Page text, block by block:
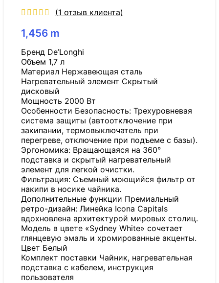
(1 отзыв клиента)
1,456 m
Бренд De’Longhi
Объем 1,7 л
Материал Нержавеющая сталь
Нагревательный элемент Скрытый
дисковый
Мощность 2000 Вт
Особенности Безопасность: Трехуровневая
система защиты (автоотключение при
закипании, термовыключатель при
перегреве, отключение при подъеме с базы).
Эргономика: Вращающаяся на 360°
подставка и скрытый нагревательный
элемент для легкой очистки.
Фильтрация: Съемный моющийся фильтр от
накипи в носике чайника.
Дополнительные функции Премиальный
ретро-дизайн: Линейка Icona Capitals
вдохновлена архитектурой мировых столиц.
Модель в цвете «Sydney White» сочетает
глянцевую эмаль и хромированные акценты.
Цвет Белый
Комплект поставки Чайник, нагревательная
подставка с кабелем, инструкция
пользователя